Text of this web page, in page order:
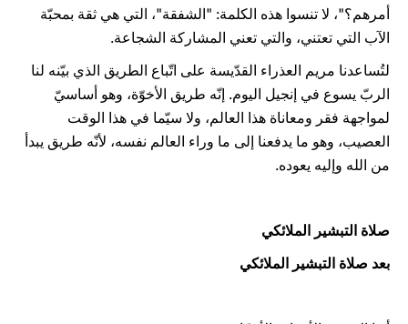
أمرهم؟"، لا تنسوا هذه الكلمة: "الشفقة"، التي هي ثقة بمحبّة
الآب التي تعتني، والتي تعني المشاركة الشجاعة.
لتُساعدنا مريم العذراء القدّيسة على اتّباع الطريق الذي بيّنه لنا
الربّ يسوع في إنجيل اليوم. إنّه طريق الأخوّة، وهو أساسيّ
لمواجهة فقر ومعاناة هذا العالم، ولا سيّما في هذا الوقت
العصيب، وهو ما يدفعنا إلى ما وراء العالم نفسه، لأنّه طريق يبدأ
من الله وإليه يعوده.
صلاة التبشير الملائكي
بعد صلاة التبشير الملائكي